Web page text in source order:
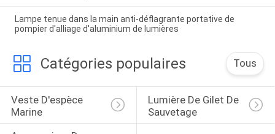
Lampe tenue dans la main anti-déflagrante portative de
pompier d'alliage d'aluminium de lumières
Catégories populaires Tous
Veste D'espèce
Marine
Lumière De Gilet De
Sauvetage